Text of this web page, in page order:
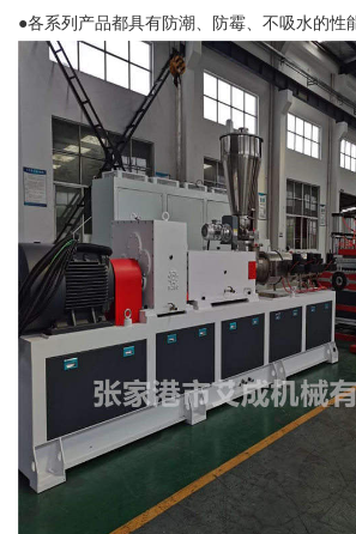
●各系列产品都具有防潮、防霉、不吸水的性